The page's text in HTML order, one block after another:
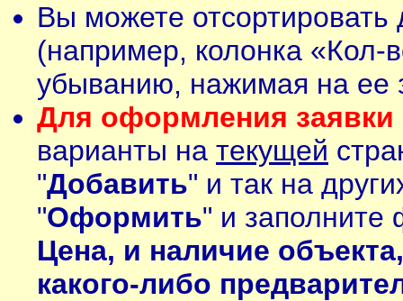
Вы можете
(например, колонка «Кол-
убыванию, нажимая на ее
Для оформления заявки
варианты на текущей
"Добавить" и так на
"Оформить" и заполните
Цена, и наличие
какого-либо